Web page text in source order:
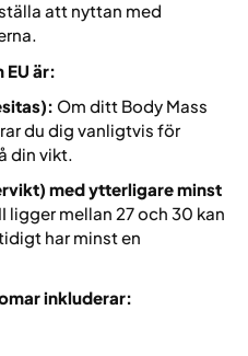
att nyttan med
EU är:
Om ditt Body Mass
du dig vanligtvis för
din vikt.
med ytterligare minst
ligger mellan 27 och 30 kan
har minst en
inkluderar: